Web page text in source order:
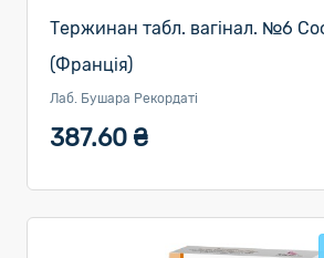
Тержинан табл. вагінал. №6
(Франція)
Лаб. Бушара Рекордаті
387.60 ₴